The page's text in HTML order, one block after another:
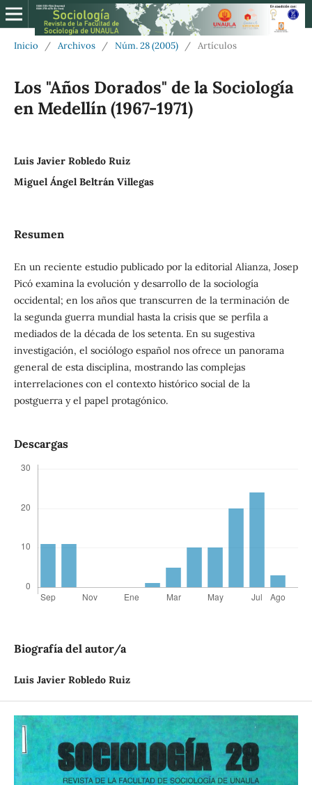
Inicio / Archivos / Núm. 28 (2005) / Artículos
Los "Años Dorados" de la Sociología
en Medellín (1967-1971)
Luis Javier Robledo Ruiz
Miguel Ángel Beltrán Villegas
Resumen
En un reciente estudio publicado por la editorial Alianza, Josep
Picó examina la evolución y desarrollo de la sociología
occidental; en los años que transcurren de la terminación de
la segunda guerra mundial hasta la crisis que se perfila a
mediados de la década de los setenta. En su sugestiva
investigación, el sociólogo español nos ofrece un panorama
general de esta disciplina, mostrando las complejas
interrelaciones con el contexto histórico social de la
postguerra y el papel protagónico.
Descargas
Biografía del autor/a
Luis Javier Robledo Ruiz